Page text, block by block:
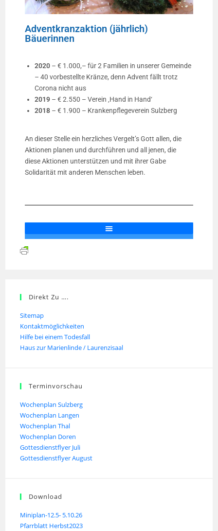
Adventkranzaktion (jährlich)
Bäuerinnen
2020 – € 1.000,– für 2 Familien in unserer Gemeinde
– 40 vorbestellte Kränze, denn Advent fällt trotz
Corona nicht aus
2019 – € 2.550 – Verein ‚Hand in Hand‘
2018 – € 1.900 – Krankenpflegeverein Sulzberg
An dieser Stelle ein herzliches Vergelt’s Gott allen, die
Aktionen planen und durchführen und all jenen, die
diese Aktionen unterstützen und mit ihrer Gabe
Solidarität mit anderen Menschen leben.
Direkt Zu ….
Sitemap
Kontaktmöglichkeiten
Hilfe bei einem Todesfall
Haus zur Marienlinde / Laurenzisaal
Terminvorschau
Wochenplan Sulzberg
Wochenplan Langen
Wochenplan Thal
Wochenplan Doren
Gottesdienstflyer Juli
Gottesdienstflyer August
Download
Miniplan-12.5- 5.10.26
Pfarrblatt Herbst2023